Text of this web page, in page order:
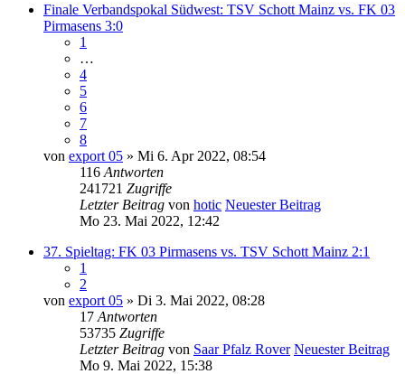
Finale Verbandspokal Südwest: TSV Schott Mainz vs. FK 03
Pirmasens 3:0
1
…
4
5
6
7
8
von export 05 » Mi 6. Apr 2022, 08:54
116 Antworten
241721 Zugriffe
Letzter Beitrag von hotic Neuester Beitrag
Mo 23. Mai 2022, 12:42
37. Spieltag: FK 03 Pirmasens vs. TSV Schott Mainz 2:1
1
2
von export 05 » Di 3. Mai 2022, 08:28
17 Antworten
53735 Zugriffe
Letzter Beitrag von Saar Pfalz Rover Neuester Beitrag
Mo 9. Mai 2022, 15:38